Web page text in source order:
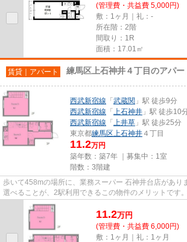
(管理費・共益費 5,000円)
敷：1ヶ月｜礼：-
所在階：2階
間取り：1R
面積：17.01㎡
賃貸｜アパート 練馬区上石神井４丁目のアパー
西武新宿線 「 武蔵関 」駅 徒歩9分
西武新宿線 「 上石神井 」駅 徒歩10
西武新宿線 「 上井草 」駅 徒歩25分
東京都練馬区上石神井 ４丁目
11.2万円
築年数：築7年 ｜募集中： 1室
階数：3階建
歩いて458mの場所に、業務スーパー 石神井台店があり
選べることが、2駅利用できるこの物件のメリットです
アクセスの良い物件です。こだ...
11.2万円
(管理費・共益費 6,000円)
敷：1ヶ月｜礼：1ヶ月